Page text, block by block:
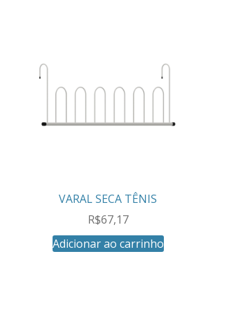
VARAL SECA TÊNIS
R$67,17
Adicionar ao carrinho